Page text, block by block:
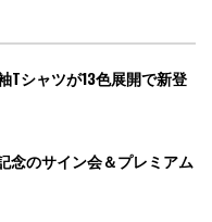
Tシャツが13色展開で新登
念のサイン会＆プレミアム